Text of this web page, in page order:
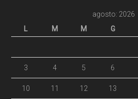
agosto: 2026
L
M M G
3 4 5 6
10 11 12 13